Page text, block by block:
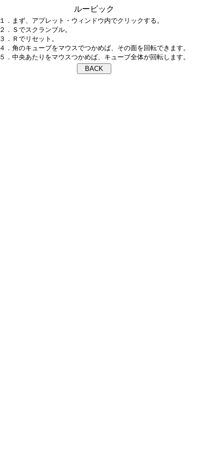
ルービック
１．まず、アプレット・ウィンドウ内でクリックする。
２．Ｓでスクランブル。
３．Ｒでリセット。
４．角のキューブをマウスでつかめば、その面を回転できます。